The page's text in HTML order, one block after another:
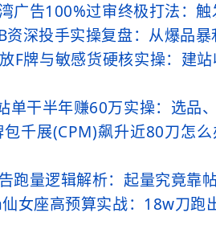
广告100%过审终极打法：
资深投手实操复盘：从爆品
F牌与敏感货硬核实操：建
单干半年赚60万实操：选品
包千展(CPM)飙升近80刀怎
跑量逻辑解析：起量究竟靠
女座高预算实战：18w刀跑